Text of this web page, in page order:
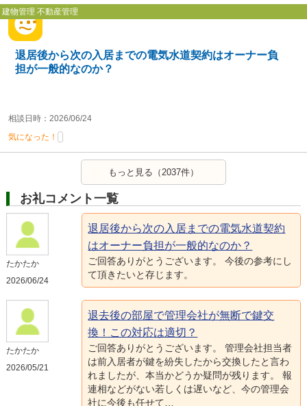
退居後から次の入居までの電気水道契約はオーナー負
担が一般的なのか？
相談日時：2026/06/24
気になった！
建物管理 不動産管理
もっと見る（2037件）
お礼コメント一覧
たかたか
2026/06/24
退居後から次の入居までの電気水道契約
はオーナー負担が一般的なのか？
ご回答ありがとうございます。 今後の参考にし
て頂きたいと存じます。
たかたか
2026/05/21
退去後の部屋で管理会社が無断で鍵交
換！この対応は適切？
ご回答ありがとうございます。 管理会社担当者
は前入居者が鍵を紛失したから交換したと言わ
れましたが、本当かどうか疑問が残ります。 報
連相などがない若しくは遅いなど、今の管理会
社に今後も任せて…